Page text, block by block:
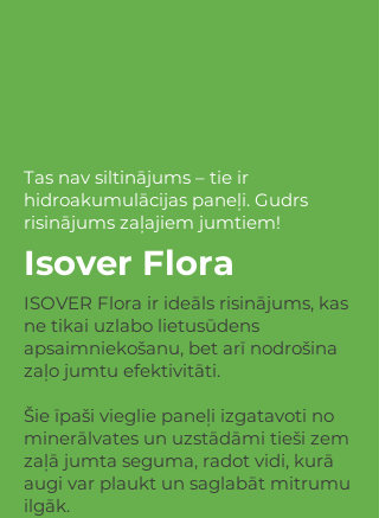
Tas nav siltinājums – tie ir
hidroakumulācijas paneļi. Gudrs
risinājums zaļajiem jumtiem!
Isover Flora
ISOVER Flora ir ideāls risinājums, kas
ne tikai uzlabo lietusūdens
apsaimniekošanu, bet arī nodrošina
zaļo jumtu efektivitāti.
Šie īpaši vieglie paneļi izgatavoti no
minerālvates un uzstādāmi tieši zem
zaļā jumta seguma, radot vidi, kurā
augi var plaukt un saglabāt mitrumu
ilgāk.